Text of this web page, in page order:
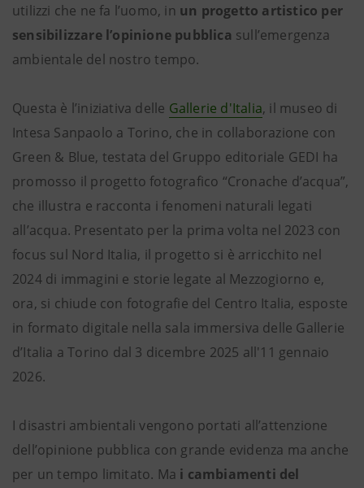
utilizzi che ne fa l’uomo, in un progetto artistico per
sensibilizzare l’opinione pubblica sull’emergenza
ambientale del nostro tempo.
Questa è l’iniziativa delle Gallerie d'Italia, il museo di
Intesa Sanpaolo a Torino, che in collaborazione con
Green & Blue, testata del Gruppo editoriale GEDI ha
promosso il progetto fotografico “Cronache d’acqua”,
che illustra e racconta i fenomeni naturali legati
all’acqua. Presentato per la prima volta nel 2023 con
focus sul Nord Italia, il progetto si è arricchito nel
2024 di immagini e storie legate al Mezzogiorno e,
ora, si chiude con fotografie del Centro Italia, esposte
in formato digitale nella sala immersiva delle Gallerie
d’Italia a Torino dal 3 dicembre 2025 all'11 gennaio
2026.
I disastri ambientali vengono portati all’attenzione
dell’opinione pubblica con grande evidenza ma anche
per un tempo limitato. Ma i cambiamenti del